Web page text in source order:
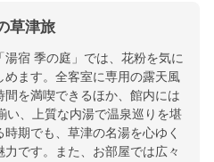
草津旅
宿 季の庭」では、花粉を気に
ます。全客室に専用の露天風
を満喫できるほか、館内には
い、上質な内湯で温泉巡りを堪
期でも、草津の名湯を心ゆく
です。また、お部屋では広々